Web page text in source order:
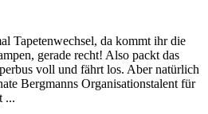
Tapetenwechsel, da kommt ihr die
gerade recht! Also packt das
voll und fährt los. Aber natürlich
Bergmanns Organisationstalent für
...